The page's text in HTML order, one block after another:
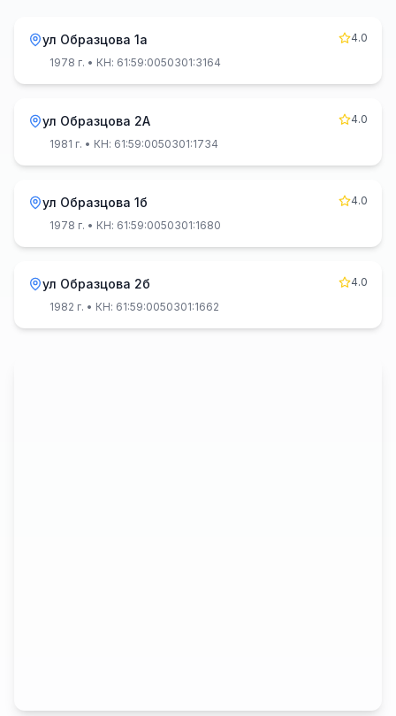
ул Образцова 1а
4.0
1978 г. • КН: 61:59:0050301:3164
ул Образцова 2А
4.0
1981 г. • КН: 61:59:0050301:1734
ул Образцова 1б
4.0
1978 г. • КН: 61:59:0050301:1680
ул Образцова 2б
4.0
1982 г. • КН: 61:59:0050301:1662